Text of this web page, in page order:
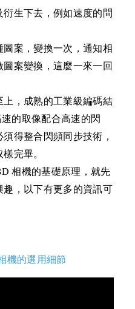
生下去，例如速度的問
案，變換一次，通知相
案變換，這麼一來一回
，成熟的工業級編碼結
的取像配合高速的閃
得整合閃頻同步技術，
完畢。
相機的基礎原理，就先
趣，以下有更多的資訊可
機的選用細節